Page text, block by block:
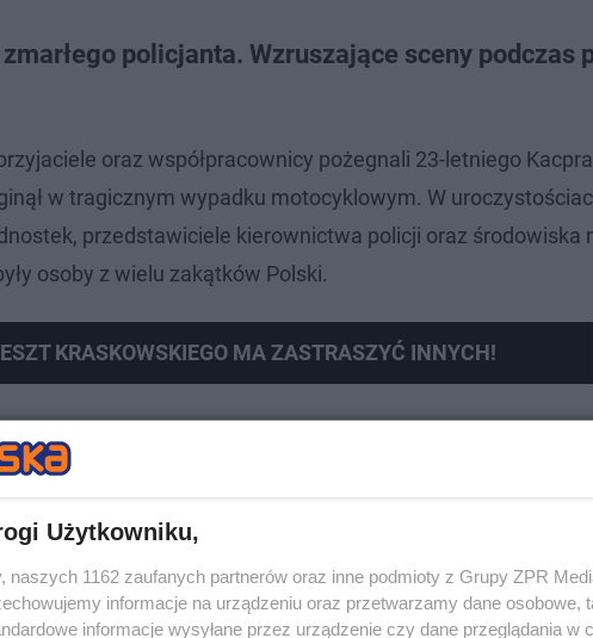
policjanta. Wzruszające sceny podczas
oraz współpracownicy pożegnali 23-letniego
w tragicznym wypadku motocyklowym. W
przedstawiciele kierownictwa policji oraz środowiska
osoby z wielu zakątków Polski.
KRASKOWSKIEGO MA ZASTRASZYĆ INNYCH!
Użytkowniku,
naszych 1162 zaufanych partnerów oraz inne podmioty z Grupy ZPR
informacje na urządzeniu oraz przetwarzamy dane osobowe,
informacje wysyłane przez urządzenie czy dane przeglądania w